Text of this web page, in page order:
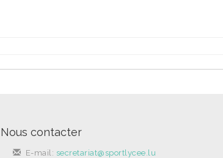
Nous contacter
E-mail: secretariat@sportlycee.lu